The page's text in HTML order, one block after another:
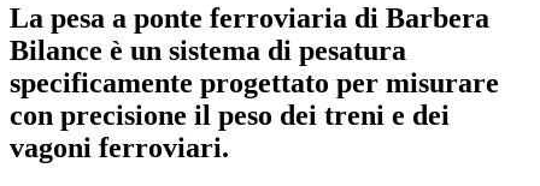
La pesa a ponte ferroviaria di Barbera
Bilance è un sistema di pesatura
specificamente progettato per misurare
con precisione il peso dei treni e dei
vagoni ferroviari.